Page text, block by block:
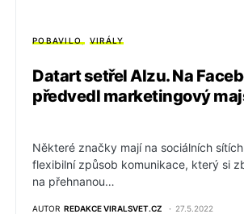
POBAVILO VIRÁLY
Datart setřel Alzu. Na
předvedl marketingový
Některé značky mají na sociálních
flexibilní způsob komunikace, který si
na přehnanou…
AUTOR REDAKCE VIRALSVET.CZ 27.5.2022